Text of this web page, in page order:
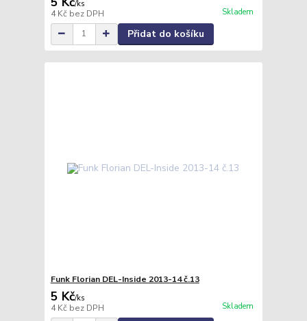
/ks
4 Kč bez DPH Skladem
Přidat do košíku
Funk Florian DEL-Inside 2013-14 č.13
5 Kč/ks
4 Kč bez DPH Skladem